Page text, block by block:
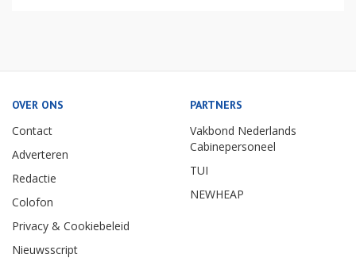
OVER ONS
Contact
Adverteren
Redactie
Colofon
Privacy & Cookiebeleid
Nieuwsscript
PARTNERS
Vakbond Nederlands
Cabinepersoneel
TUI
NEWHEAP